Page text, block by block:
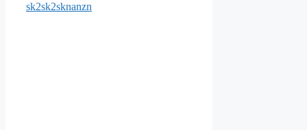
sk2sk2sknanzn